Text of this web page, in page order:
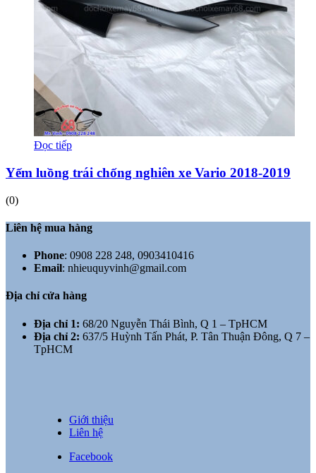
Đọc tiếp
Yếm luồng trái chống nghiên xe Vario 2018-2019
(0)
Liên hệ mua hàng
Phone: 0908 228 248, 0903410416
Email: nhieuquyvinh@gmail.com
Địa chỉ cửa hàng
Địa chỉ 1: 68/20 Nguyễn Thái Bình, Q 1 – TpHCM
Địa chỉ 2: 637/5 Huỳnh Tấn Phát, P. Tân Thuận Đông, Q 7 –
TpHCM
Giới thiệu
Liên hệ
Facebook